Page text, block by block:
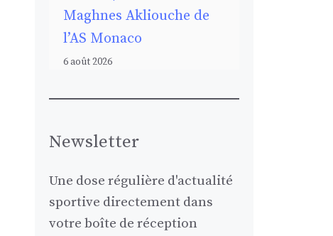
Maghnes Akliouche de
l’AS Monaco
6 août 2026
Newsletter
Une dose régulière d'actualité
sportive directement dans
votre boîte de réception